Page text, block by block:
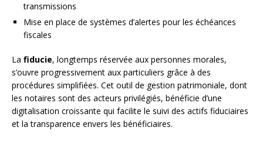
transmissions
Mise en place de systèmes d’alertes pour les échéances
fiscales
La fiducie, longtemps réservée aux personnes morales,
s’ouvre progressivement aux particuliers grâce à des
procédures simplifiées. Cet outil de gestion patrimoniale, dont
les notaires sont des acteurs privilégiés, bénéficie d’une
digitalisation croissante qui facilite le suivi des actifs fiduciaires
et la transparence envers les bénéficiaires.